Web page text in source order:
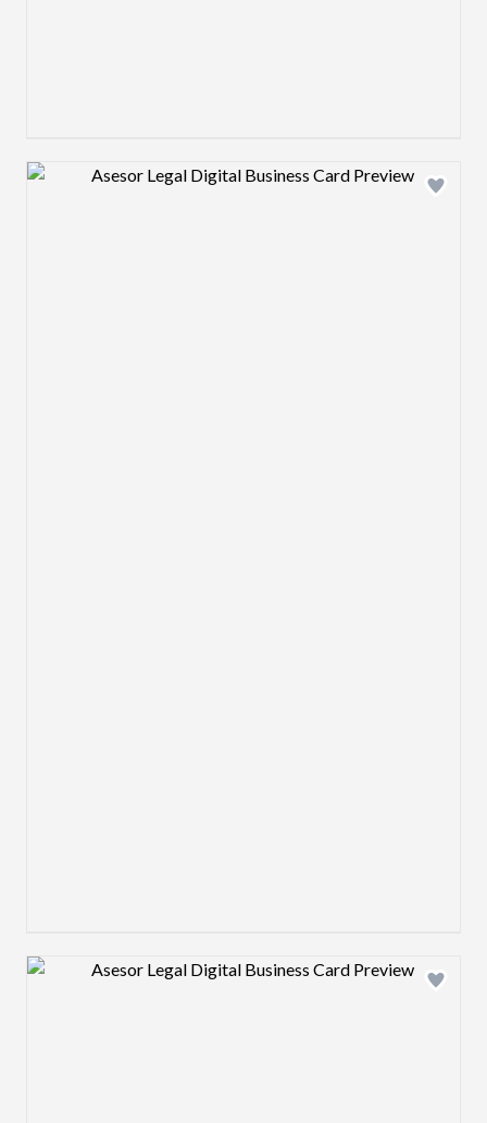
Design preview image
Design preview image